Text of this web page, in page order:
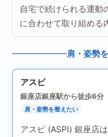
自宅で続けられる運動
に合わせて取り組める
肩・姿勢
アスピ
銀座店銀座駅から徒歩6分
肩・姿勢を整えたい
アスピ (ASPI) 銀座店